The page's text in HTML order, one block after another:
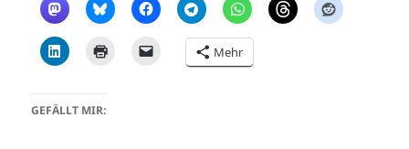
Mehr
GEFÄLLT MIR: